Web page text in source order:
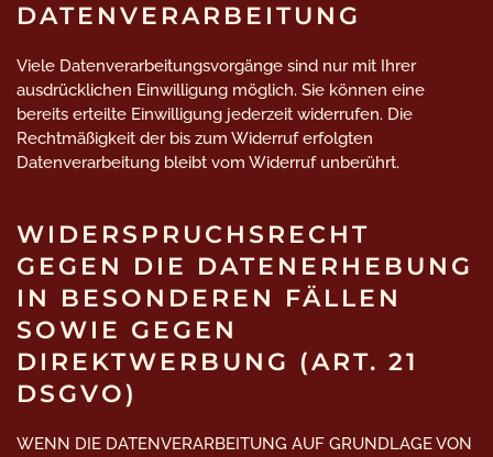
DATENVERARBEITUNG
Viele Datenverarbeitungsvorgänge sind nur mit Ihrer
ausdrücklichen Einwilligung möglich. Sie können eine
bereits erteilte Einwilligung jederzeit widerrufen. Die
Rechtmäßigkeit der bis zum Widerruf erfolgten
Datenverarbeitung bleibt vom Widerruf unberührt.
WIDERSPRUCHSRECHT
GEGEN DIE DATENERHEBUNG
IN BESONDEREN FÄLLEN
SOWIE GEGEN
DIREKTWERBUNG (ART. 21
DSGVO)
WENN DIE DATENVERARBEITUNG AUF GRUNDLAGE VON